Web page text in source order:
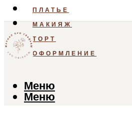
ПЛАТЬЕ
МАКИЯЖ
ТОРТ
ОФОРМЛЕНИЕ
Меню
Меню